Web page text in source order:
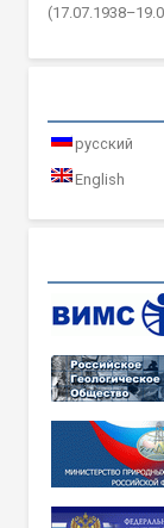
русский
English